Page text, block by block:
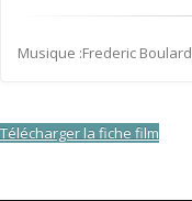
Musique :Frederic Boulard
Télécharger la fiche film